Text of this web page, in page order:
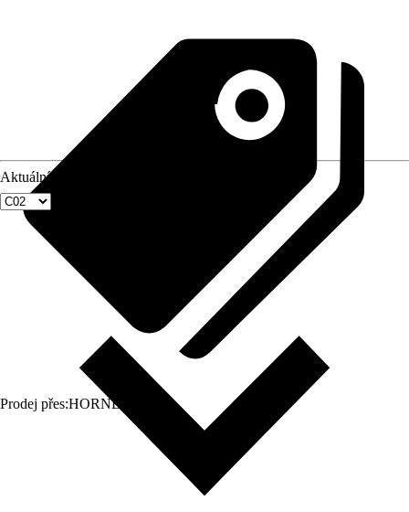
Prodej přes:HORNBACH
Aktuální velikost okna